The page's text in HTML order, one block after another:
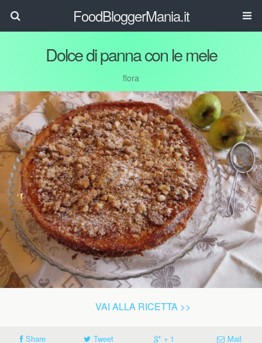
FoodBloggerMania.it
Dolce di panna con le mele
flora
VAI ALLA RICETTA >>
Share Tweet + 1 Mail